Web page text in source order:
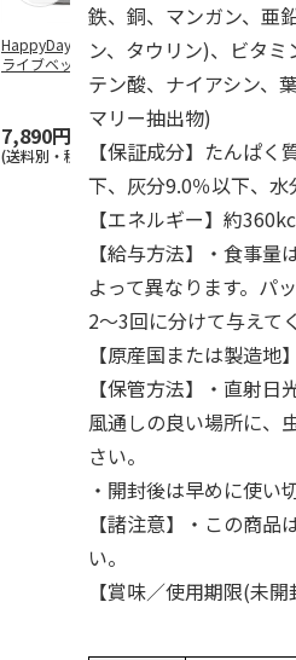
HappyDays 2wayド
ライブベッド グレ
7,890円
(送料別・税込)
獣医師開発 ニオイ
をとる砂専用 猫ト
イレ ナチュラルグ
1,550円
(送料別・税込)
鉄、銅、マンガン、亜
ン、タウリン)、ビタ
テン酸、ナイアシン、
マリー抽出物)
【保証成分】たんぱ
下、灰分9.0％以下、水
【エネルギー】約
【給与方法】・食事
よって異なります。パ
2～3回に分けて与えて
【原産国または製造地
【保管方法】・直射
風通しの良い場所に、
さい。
・開封後は早めに使い
【諸注意】・この商
い。
【賞味／使用期限(未